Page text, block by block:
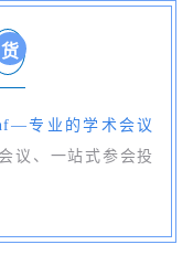
货
专业的学术会议
议、一站式参会投